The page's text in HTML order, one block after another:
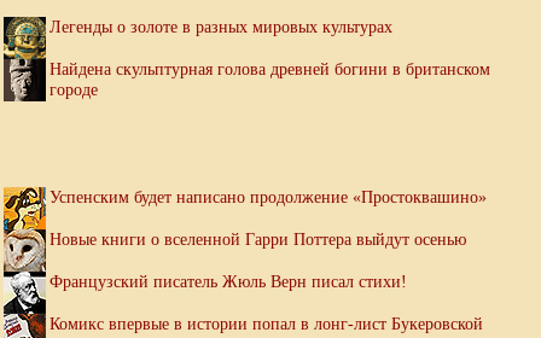
Легенды о золоте в разных мировых культурах
Найдена скульптурная голова древней богини в британском
городе
Успенским будет написано продолжение «Простоквашино»
Новые книги о вселенной Гарри Поттера выйдут осенью
Французский писатель Жюль Верн писал стихи!
Комикс впервые в истории попал в лонг-лист Букеровской